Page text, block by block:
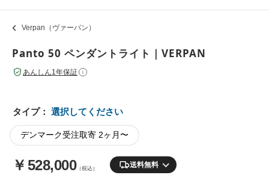
Verpan（ヴァーパン）
Panto 50 ペンダントライト｜VERPAN
あんしん1年保証 i
タイプ： 選択してください
デンマーク受注取寄 2ヶ月〜
￥ 528,000（税込） 送料無料